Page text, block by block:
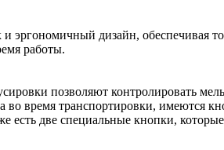
дизайн, обеспечивая
работы.
позволяют контролировать
во время транспортировки, имеются
есть две специальные кнопки,